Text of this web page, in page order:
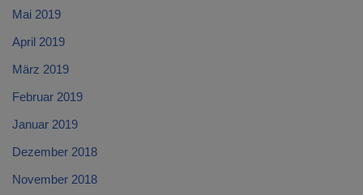
Mai 2019
April 2019
März 2019
Februar 2019
Januar 2019
Dezember 2018
November 2018